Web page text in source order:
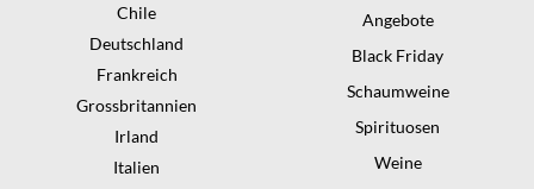
Chile
Deutschland
Frankreich
Grossbritannien
Irland
Italien
Angebote
Black Friday
Schaumweine
Spirituosen
Weine